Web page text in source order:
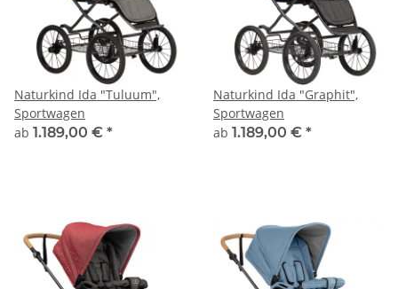
Naturkind Ida "Tuluum",
Sportwagen
ab 1.189,00 € *
Naturkind Ida "Graphit",
Sportwagen
ab 1.189,00 € *